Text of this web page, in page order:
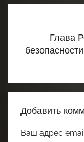
Глава
Добавить
Ваш адрес